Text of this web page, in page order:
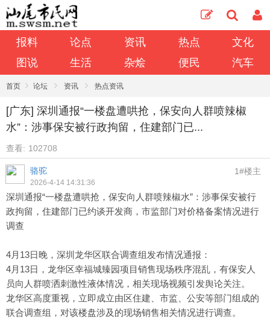
报料 论点 资讯 热点
文化
图说
生活 杂烩 便民 汽车
首页 › 论坛 › 资讯 › 热点资讯
[广东] 深圳通报“一楼盘遭哄抢，保安向人群喷辣椒
水”：涉事保安被行政拘留，住建部门已...
查看: 102708
骆驼
2026-4-14 14:31:36
1#楼主
深圳通报“一楼盘遭哄抢，保安向人群喷辣椒水”：涉事保安被行
政拘留，住建部门已约谈开发商，市监部门对价格备案情况进行
调查
4月13日晚，深圳龙华区联合调查组发布情况通报：
4月13日，龙华区幸福城臻园项目销售现场秩序混乱，有保安人
员向人群喷洒刺激性液体情况，相关现场视频引发舆论关注。
龙华区高度重视，立即成立由区住建、市监、公安等部门组成的
联合调查组，对该楼盘涉及的现场销售相关情况进行调查。